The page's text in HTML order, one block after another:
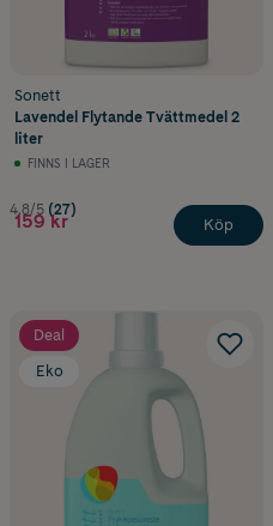
Sonett
Lavendel Flytande Tvättmedel 2
liter
FINNS I LAGER
4.8/5 (27)
159 kr Köp
Deal
Eko